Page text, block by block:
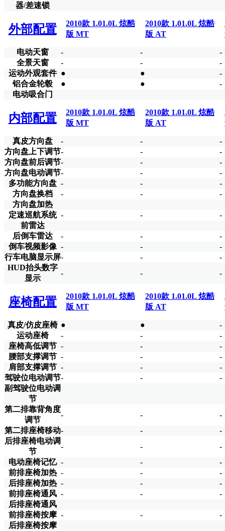
器/差速锁
外部配置
2010款 1.01.0L 炫酷
版 MT
2010款 1.01.0L 炫酷
版 AT
电动天窗 - -
-
全景天窗
- -
-
运动外观套件 ● ●
-
铝合金轮毂
● ●
-
电动吸合门
内部配置
2010款 1.01.0L 炫酷
版 MT
2010款 1.01.0L 炫酷
版 AT
真皮方向盘 - -
-
方向盘上下调节- -
-
方向盘前后调节- -
-
方向盘电动调节- -
-
多功能方向盘 - -
-
方向盘换档
- -
-
方向盘加热
定速巡航系统 - -
-
前雷达
后倒车雷达
- -
-
倒车视频影像 - -
-
行车电脑显示屏- -
-
HUD抬头数字
显示
- - -
座椅配置
2010款 1.01.0L 炫酷
版 MT
2010款 1.01.0L 炫酷
版 AT
真皮/仿皮座椅 ● ●
-
运动座椅
- -
-
座椅高低调节 - -
-
腰部支撑调节 - -
-
肩部支撑调节 - -
-
驾驶位电动调节- -
-
副驾驶位电动调
节
第二排靠背角度
调节
- -
-
第二排座椅移动- -
-
后排座椅电动调
节
- -
-
电动座椅记忆 - -
-
前排座椅加热 - -
-
后排座椅加热 - -
-
前排座椅通风 - -
-
后排座椅通风
前排座椅按摩 - -
-
后排座椅按摩